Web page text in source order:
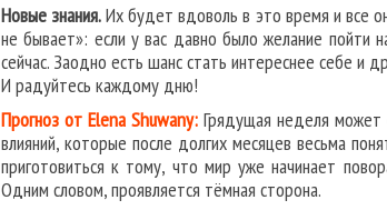
Новые знания.Их будет вдоволь в это время и все
не бывает»: если у вас давно было желание пойти
сейчас. Заодно есть шанс стать интереснее себе и
И радуйтесь каждому дню!
Прогноз от Elena Shuwany:Грядущая неделя может
влияний, которые после долгих месяцев весьма
приготовиться к тому, что мир уже начинает
Одним словом, проявляется тёмная сторона.